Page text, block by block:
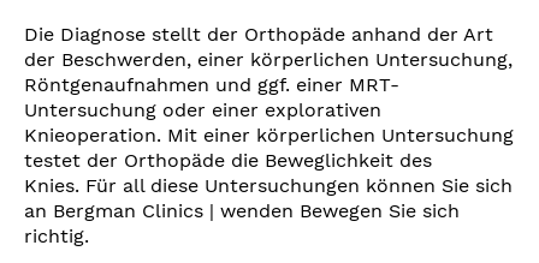
Die Diagnose stellt der Orthopäde anhand der Art
der Beschwerden, einer körperlichen Untersuchung,
Röntgenaufnahmen und ggf. einer MRT-
Untersuchung oder einer explorativen
Knieoperation. Mit einer körperlichen Untersuchung
testet der Orthopäde die Beweglichkeit des
Knies. Für all diese Untersuchungen können Sie sich
an Bergman Clinics | wenden Bewegen Sie sich
richtig.